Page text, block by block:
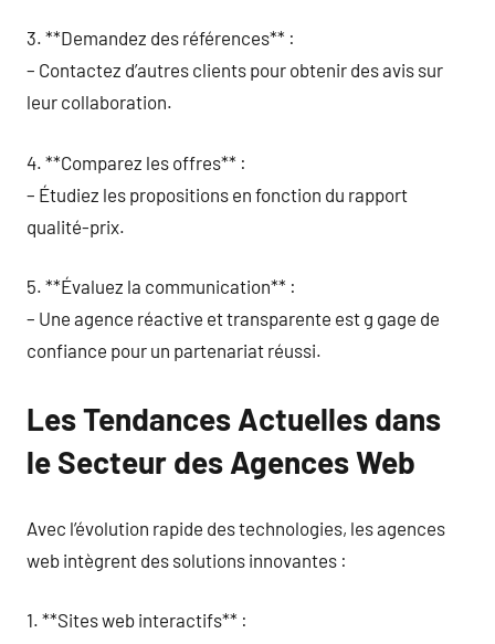
3. **Demandez des références** :
– Contactez d’autres clients pour obtenir des avis sur
leur collaboration.
4. **Comparez les offres** :
– Étudiez les propositions en fonction du rapport
qualité-prix.
5. **Évaluez la communication** :
– Une agence réactive et transparente est g gage de
confiance pour un partenariat réussi.
Les Tendances Actuelles dans
le Secteur des Agences Web
Avec l’évolution rapide des technologies, les agences
web intègrent des solutions innovantes :
1. **Sites web interactifs** :